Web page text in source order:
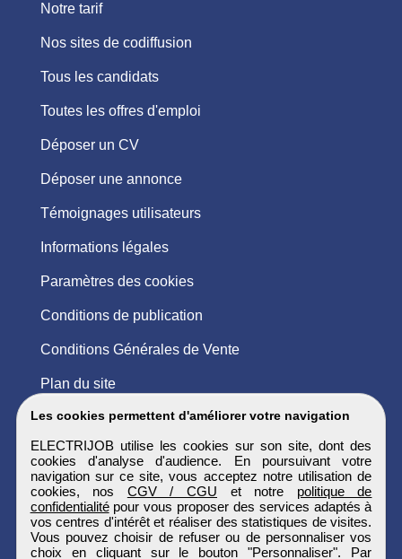
Les cookies permettent d'améliorer votre navigation
ELECTRIJOB utilise les cookies sur son site, dont des
cookies d'analyse d'audience. En poursuivant votre
navigation sur ce site, vous acceptez notre utilisation de
cookies, nos CGV / CGU et notre politique de
confidentialitépour vous proposer des services adaptés à
vos centres d'intérêt et réaliser des statistiques de visites.
Vous pouvez choisir de refuser ou de personnaliser vos
choix en cliquant sur le bouton "Personnaliser". Par
Notre tarif
Nos sites de codiffusion
Tous les candidats
Toutes les offres d'emploi
Déposer un CV
Déposer une annonce
Témoignages utilisateurs
Informations légales
Paramètres des cookies
Conditions de publication
Conditions Générales de Vente
Plan du site